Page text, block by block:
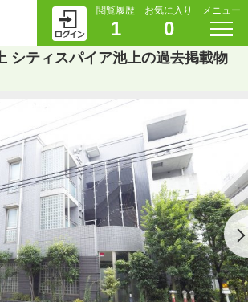
閲覧履歴
1
お気に入り
0
メニュー
シティスパイア池上の過去掲載物